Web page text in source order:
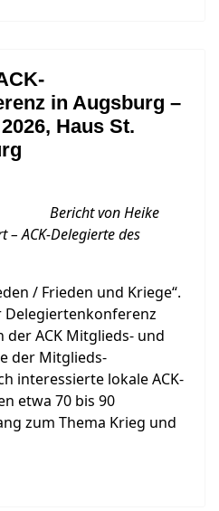
in Augsburg –
Haus St.
Bericht von Heike
– ACK-Delegierte des
/ Frieden und Kriege“.
Delegiertenkonferenz
ACK Mitglieds- und
der Mitglieds-
interessierte lokale ACK-
etwa 70 bis 90
zum Thema Krieg und